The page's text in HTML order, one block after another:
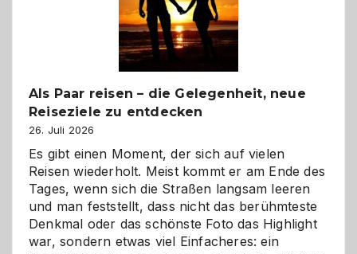
Als Paar reisen – die Gelegenheit, neue
Reiseziele zu entdecken
26. Juli 2026
Es gibt einen Moment, der sich auf vielen
Reisen wiederholt. Meist kommt er am Ende des
Tages, wenn sich die Straßen langsam leeren
und man feststellt, dass nicht das berühmteste
Denkmal oder das schönste Foto das Highlight
war, sondern etwas viel Einfacheres: ein